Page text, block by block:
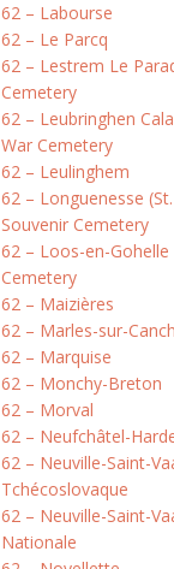
62 – Labourse
62 – Le Parcq
62 – Lestrem Le
Cemetery
62 – Leubringhen
War Cemetery
62 – Leulinghem
62 – Longuenesse
Souvenir Cemetery
62 – Loos-en-Gohelle
Cemetery
62 – Maizières
62 – Marles-sur-
62 – Marquise
62 – Monchy-Breton
62 – Morval
62 – Neufchâtel-
62 – Neuville-Saint-
Tchécoslovaque
62 – Neuville-Saint-
Nationale